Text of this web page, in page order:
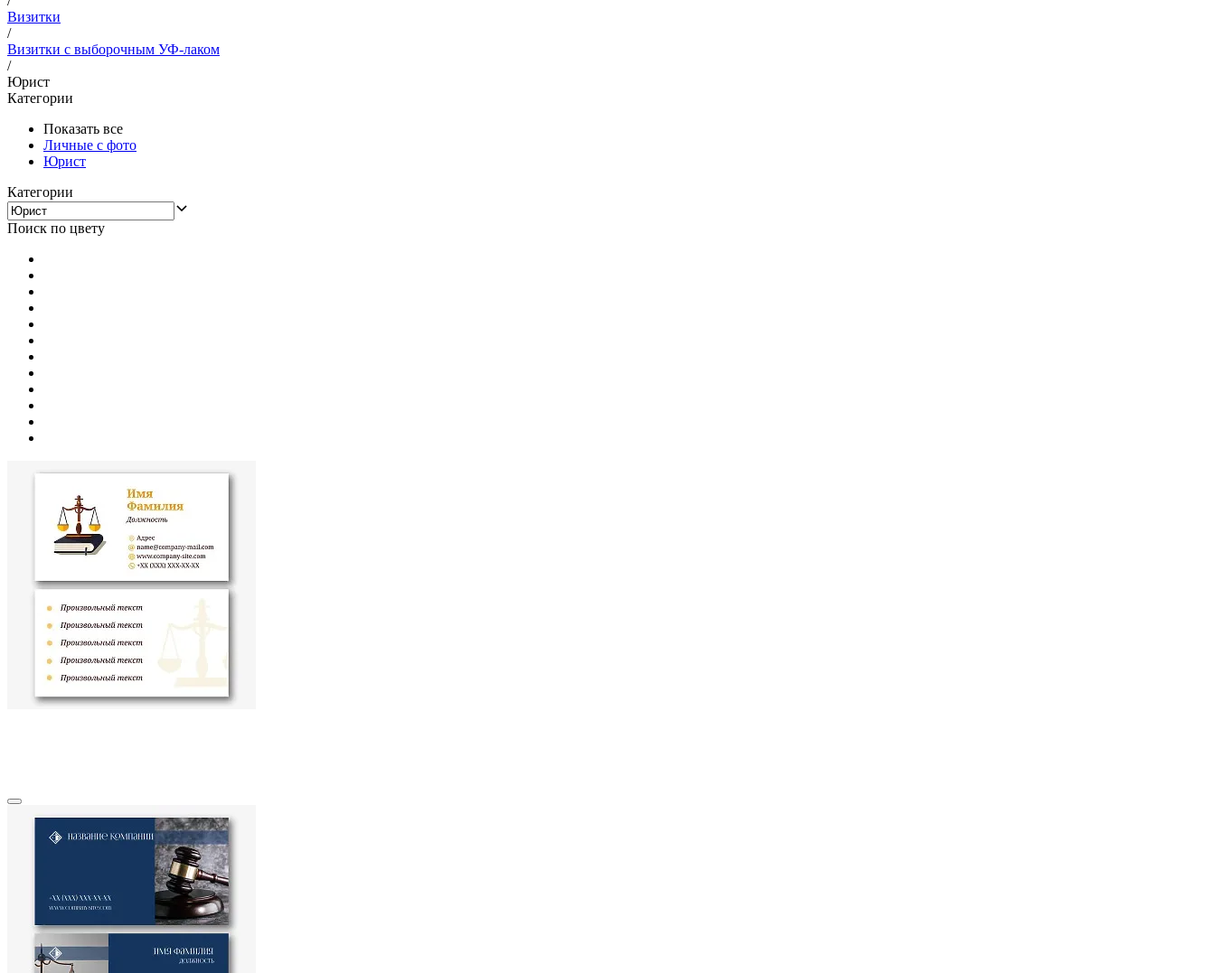
Визитки
/
Визитки с выборочным УФ-лаком
/
Юрист
Категории
Показать все
Личные с фото
Юрист
Категории
Поиск по цвету